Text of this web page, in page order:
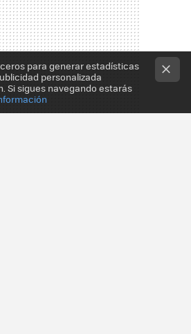
para generar estadísticas
personalizada
Si sigues navegando estarás